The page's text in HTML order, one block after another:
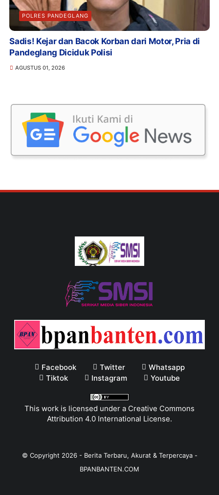
POLRES PANDEGLANG
Sadis! Kejar dan Bacok Korban dari Motor, Pria di
Pandeglang Diciduk Polisi
AGUSTUS 01, 2026
Facebook Twitter
Whatsapp
Tiktok
Instagram Youtube
This work is licensed under a Creative Commons
Attribution 4.0 International License.
© Copyright 2026- Berita Terbaru, Akurat & Terpercaya -
BPANBANTEN.COM